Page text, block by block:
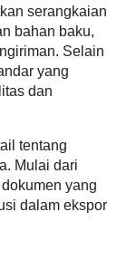
serangkaian
bahan baku,
Selain
yang
dan
tentang
Mulai dari
yang
dalam ekspor